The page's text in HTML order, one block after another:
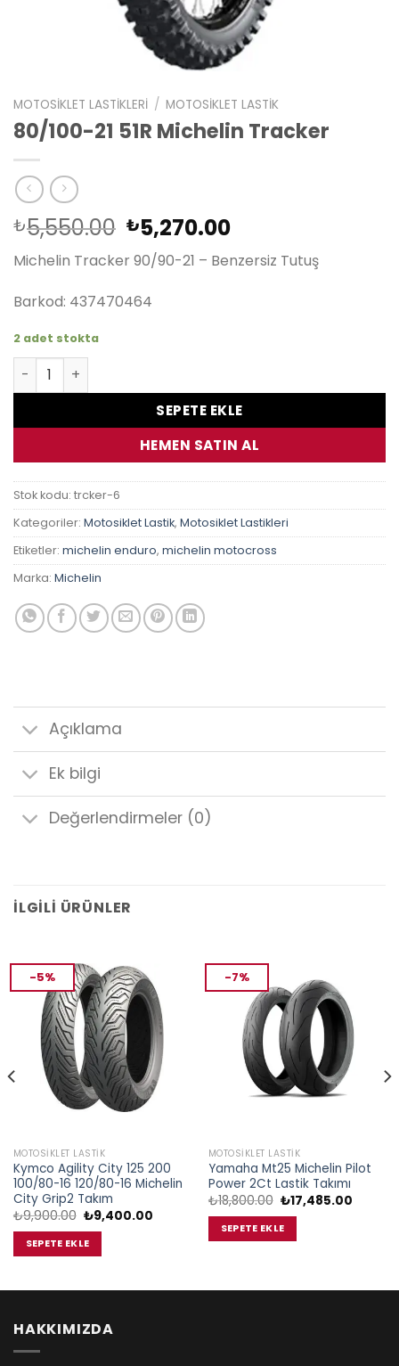
MOTOSIKLET LASTIKLERI / MOTOSIKLET LASTIK
80/100-21 51R Michelin Tracker
₺5,550.00 Orijinal
fiyat:
₺5,550.00.
₺5,270.00Şu
andaki
fiyat:
Michelin Tracker 90/90-21 – Benzersiz Tutuş
Barkod: 437470464
2 adet stokta
80/100-21 51R Michelin Tracker adet
SEPETE EKLE
HEMEN SATIN AL
Stok kodu: trcker-6
Kategoriler: Motosiklet Lastik, Motosiklet Lastikleri
Etiketler: michelin enduro, michelin motocross
Marka: Michelin
Açıklama
Ek bilgi
Değerlendirmeler (0)
İLGILI ÜRÜNLER
-5%
MOTOSIKLET LASTIK
Kymco Agility City 125 200
100/80-16 120/80-16 Michelin
City Grip2 Takım
₺9,900.00 Orijinal
fiyat:
₺9,900.00.
₺9,400.00Şu
SEPETE EKLE
-7%
MOTOSIKLET LASTIK
Yamaha Mt25 Michelin Pilot
Power 2Ct Lastik Takımı
₺18,800.00 Orijinal
fiyat:
₺18,800.00.
₺17,485.00Şu
SEPETE EKLE
HAKKIMIZDA